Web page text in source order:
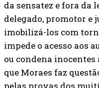
da sensatez e fora da
delegado, promotor e
imobilizá-los com
impede o acesso aos
ou condena
que Moraes faz
pelas provas dos